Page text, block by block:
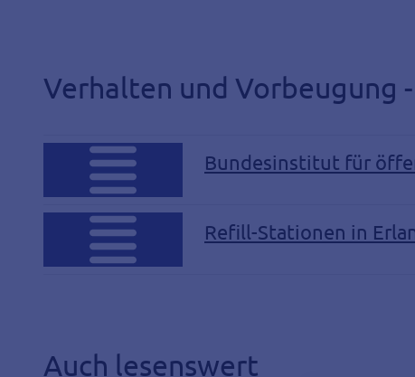
Verhalten und Vorbeugung
Bundesinstitut für
Refill-Stationen in
Auch lesenswert